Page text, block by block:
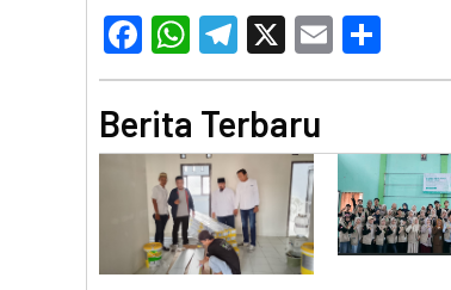
Facebook
WhatsApp
Telegram
X Email
Berita Terbaru